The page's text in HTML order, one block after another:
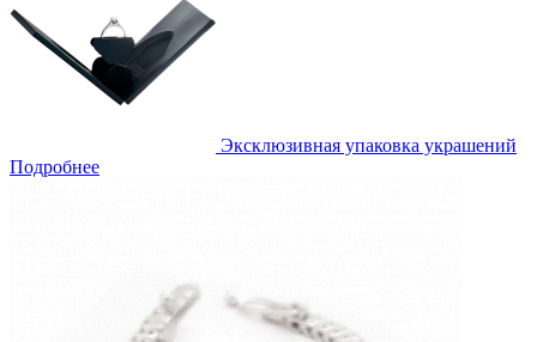
Эксклюзивная упаковка украшений
Подробнее